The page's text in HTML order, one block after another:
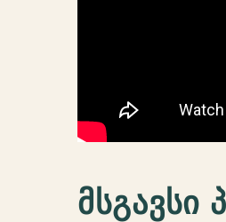
მსგავსი